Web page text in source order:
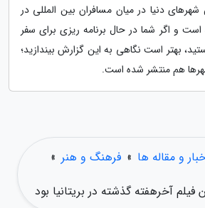
دنیا در میان مسافران بین المللی در
و اگر شما در حال برنامه ریزی برای سفر
بهتر است نگاهی به این گزارش بیندازید؛
هم منتشر شده است.
و مقاله ها » فرهنگ و هنر »
آخرهفته گذشته در بریتانیا بود